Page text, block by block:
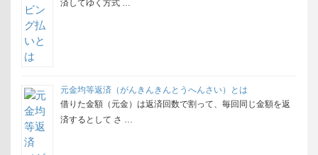
済してゆく方式 …
元金均等返済（がんきんきんとうへんさい）とは
借りた金額（元金）は返済回数で割って、毎回同じ金額を返
済するとして さ …